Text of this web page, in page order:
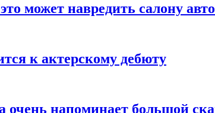
может навредить салону
к актерскому дебюту
очень напоминает большой